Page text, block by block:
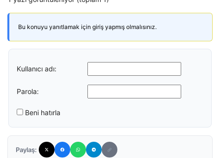
Bu konuyu yanıtlamak için giriş yapmış olmalısınız.
Kullanıcı adı:
Parola:
Beni hatırla
Paylaş: